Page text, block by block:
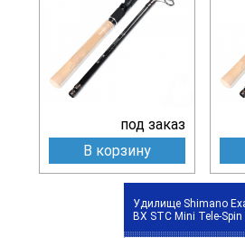
под заказ
В корзину
Удилище Shimano
BX STC Mini Tele-Spin